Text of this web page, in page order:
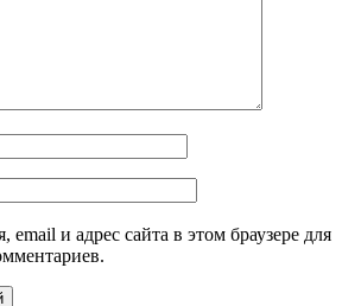
и адрес сайта в этом браузере для